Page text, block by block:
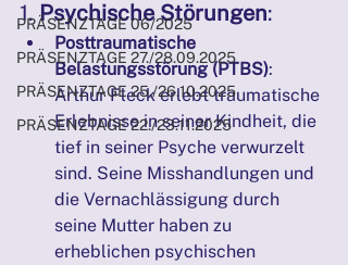
PRÄSENZTAGE 06/2025
PRÄSENZTAGE 27./28.09.2025
PRÄSENZTAGE 25./26.10.2025
PRÄSENZTAGE 22./23.11.2025
1. Psychische Störungen:
Posttraumatische
Belastungsstörung (PTBS):
Arthur Fleck erlebt traumatische
Erlebnisse in seiner Kindheit, die
tief in seiner Psyche verwurzelt
sind. Seine Misshandlungen und
die Vernachlässigung durch
seine Mutter haben zu
erheblichen psychischen